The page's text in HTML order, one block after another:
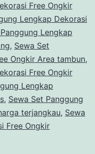
Free Ongkir
Lengkap Dekorasi
Lengkap
, Sewa Set
Ongkir Area tambun,
Free Ongkir
Lengkap
, Sewa Set Panggung
terjangkau, Sewa
Free Ongkir